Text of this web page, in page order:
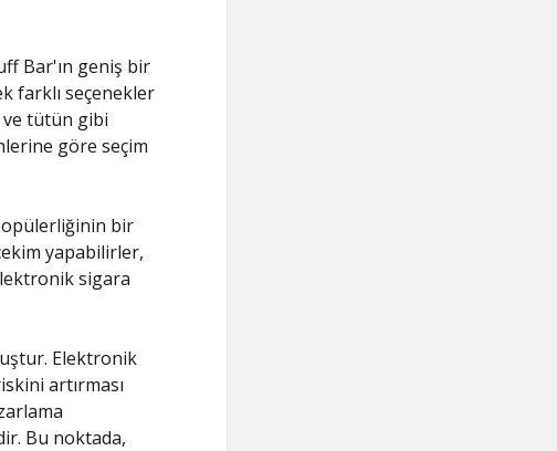
Bar'ın geniş bir
farklı seçenekler
ve tütün gibi
göre seçim
bir
yapabilirler,
sigara
Elektronik
artırması
Bu noktada,